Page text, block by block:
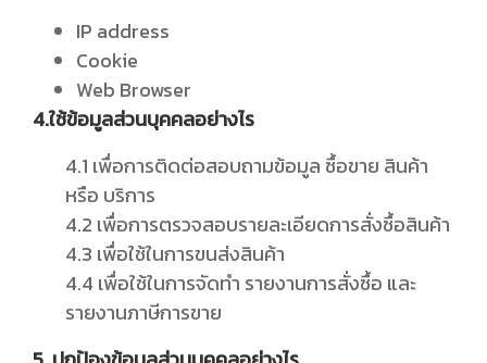
IP address
Cookie
Web Browser
4.ใช้ข้อมูลส่วนบุคคลอย่างไร
4.1 เพื่อการติดต่อสอบถามข้อมูล ซื้อขาย สินค้า
หรือ บริการ
4.2 เพื่อการตรวจสอบรายละเอียดการสั่งซื้อสินค้า
4.3 เพื่อใช้ในการขนส่งสินค้า
4.4 เพื่อใช้ในการจัดทำ รายงานการสั่งซื้อ และ
รายงานภาษีการขาย